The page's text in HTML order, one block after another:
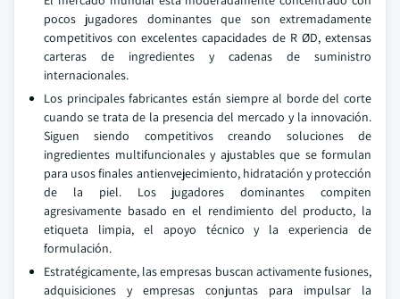
pocos jugadores dominantes que son extremadamente
competitivos con excelentes capacidades de R ØD, extensas
carteras de ingredientes y cadenas de suministro
internacionales.
Los principales fabricantes están siempre al borde del corte
cuando se trata de la presencia del mercado y la innovación.
Siguen siendo competitivos creando soluciones de
ingredientes multifuncionales y ajustables que se formulan
para usos finales antienvejecimiento, hidratación y protección
de la piel. Los jugadores dominantes compiten
agresivamente basado en el rendimiento del producto, la
etiqueta limpia, el apoyo técnico y la experiencia de
formulación.
Estratégicamente, las empresas buscan activamente fusiones,
adquisiciones y empresas conjuntas para impulsar la